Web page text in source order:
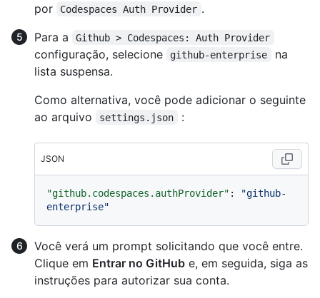
por
Codespaces Auth Provider .
Para a
Github > Codespaces: Auth Provider
configuração, selecione github-enterprise
na
lista suspensa.
Como alternativa, você pode adicionar o seguinte
ao arquivo
settings.json :
JSON
"github.codespaces.authProvider" :
"github-
enterprise"
Você verá um prompt solicitando que você entre.
Clique em Entrar no GitHub e, em seguida, siga as
instruções para autorizar sua conta.